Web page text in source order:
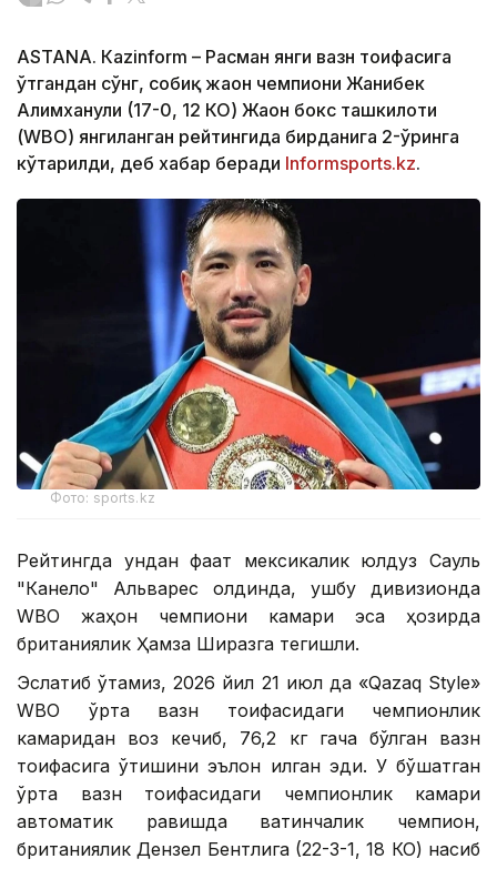
ASTANА. Кazinform – Расман янги вазн тоифасига
ўтгандан сўнг, собиқ жаҳон чемпиони Жанибек
Алимханули (17-0, 12 КО) Жаҳон бокс ташкилоти
(WBО) янгиланган рейтингида бирданига 2-ўринга
кўтарилди, деб хабар беради Informsports.kz.
Фото: sports.kz
Рейтингда ундан фақат мексикалик юлдуз Сауль
"Канело" Альварес олдинда, ушбу дивизионда
WBО жаҳон чемпиони камари эса ҳозирда
британиялик Ҳамза Ширазга тегишли.
Эслатиб ўтамиз, 2026 йил 21 июл да «Qazaq Style»
WВО ўрта вазн тоифасидаги чемпионлик
камаридан воз кечиб, 76,2 кг гача бўлган вазн
тоифасига ўтишини эълон қилган эди. У бўшатган
ўрта вазн тоифасидаги чемпионлик камари
автоматик равишда вақтинчалик чемпион,
британиялик Дензел Бентлига (22-3-1, 18 КО) насиб